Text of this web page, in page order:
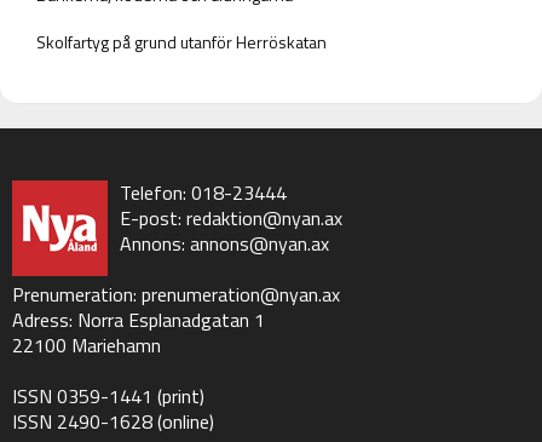
Skolfartyg på grund utanför Herröskatan
Telefon: 018-23444
E-post: redaktion@nyan.ax
Annons: annons@nyan.ax
Prenumeration: prenumeration@nyan.ax
Adress: Norra Esplanadgatan 1
22100 Mariehamn
ISSN 0359-1441 (print)
ISSN 2490-1628 (online)